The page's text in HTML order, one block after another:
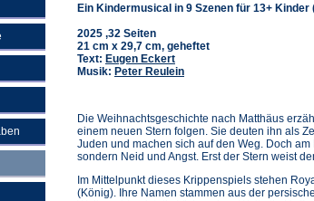
Ein Kindermusical in 9 Szenen für 13+ Kinder
2025 ,32 Seiten
21 cm x 29,7 cm, geheftet
Text: Eugen Eckert
Musik: Peter Reulein
Die Weihnachtsgeschichte nach Matthäus
einem neuen Stern folgen. Sie deuten ihn als
Juden und machen sich auf den Weg. Doch
sondern Neid und Angst. Erst der Stern weist
Im Mittelpunkt dieses Krippenspiels stehen
(König). Ihre Namen stammen aus der